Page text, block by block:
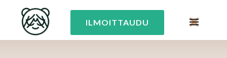
ILMOITTAUDU